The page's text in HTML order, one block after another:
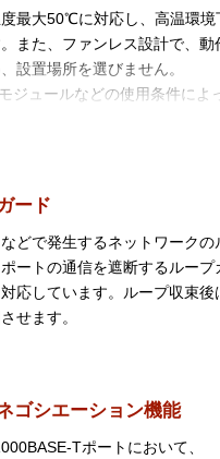
最大50℃に対応し、高温環境
また、ファンレス設計で、動
設置場所を選びません。
ジュールなどの使用条件によ
なります。詳細は仕様一覧を
ード
どで発生するネットワークの
ートの通信を遮断するループ
応しています。ループ収束後
せます。
ゴシエーション機能
Tポートにおいて、